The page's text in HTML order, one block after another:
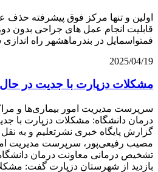
اولین و تنها مرکز فوق پیشرفته
قابلیت انجام عمل های جراحی بدون
فمتواسمایل در بندرماهشهر راه
2025/04/19
مشکلات دزپارت با جدیت در
سرپرست مدیریت امور بیماری‌ها و
درمان دانشگاه: مشکلات دزپارت با
گزارش پایگاه خبری نشرتعلیم و به
مصیب رفیعی‌پور، سرپرست مدیریت
تشخیص درمانی معاونت درمان
بازدید از شهرستان دزپارت گفت: